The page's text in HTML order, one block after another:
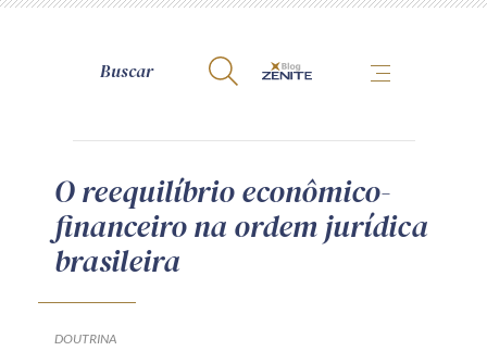
A Zênite
Como publicar conosco
O reequilíbrio econômico-
financeiro na ordem jurídica
brasileira
DOUTRINA